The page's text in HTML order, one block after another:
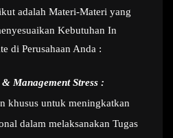
adalah Materi-Materi yang
Kebutuhan In
di Perusahaan Anda :
Management Stress :
khusus untuk meningkatkan
dalam melaksanakan Tugas